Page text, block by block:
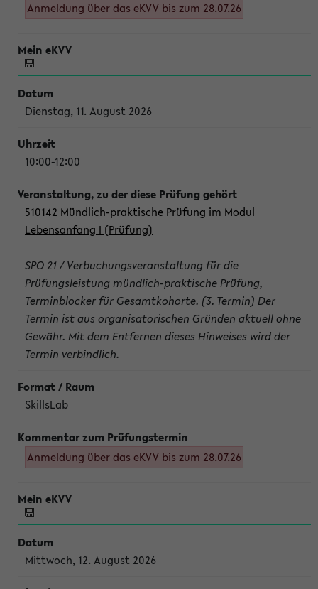
Anmeldung über das eKVV bis zum 28.07.26
Dienstag, 11. August 2026
10:00-12:00
510142 Mündlich-praktische Prüfung im Modul
Lebensanfang I (Prüfung)
SPO 21 / Verbuchungsveranstaltung für die
Prüfungsleistung mündlich-praktische Prüfung,
Terminblocker für Gesamtkohorte. (3. Termin) Der
Termin ist aus organisatorischen Gründen aktuell ohne
Gewähr. Mit dem Entfernen dieses Hinweises wird der
Termin verbindlich.
SkillsLab
Anmeldung über das eKVV bis zum 28.07.26
Mittwoch, 12. August 2026